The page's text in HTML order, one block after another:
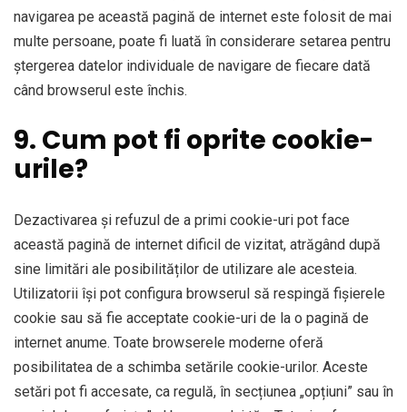
navigarea pe această pagină de internet este folosit de mai
multe persoane, poate fi luată în considerare setarea pentru
ștergerea datelor individuale de navigare de fiecare dată
când browserul este închis.
9. Cum pot fi oprite cookie-
urile?
Dezactivarea și refuzul de a primi cookie-uri pot face
această pagină de internet dificil de vizitat, atrăgând după
sine limitări ale posibilităților de utilizare ale acesteia.
Utilizatorii își pot configura browserul să respingă fișierele
cookie sau să fie acceptate cookie-uri de la o pagină de
internet anume. Toate browserele moderne oferă
posibilitatea de a schimba setările cookie-urilor. Aceste
setări pot fi accesate, ca regulă, în secțiunea „opțiuni” sau în